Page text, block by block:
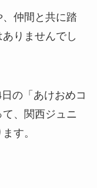
仲間と共に踏
りませんでし
の「あけおめコ
、関西ジュニ
す。